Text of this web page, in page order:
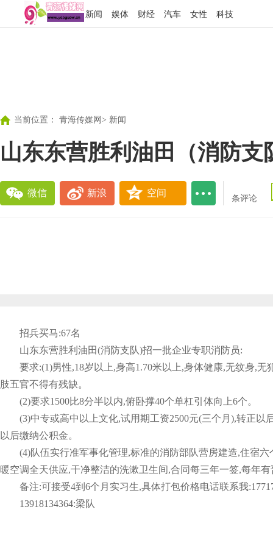
新闻 娱体 财经 汽车 女性 科技
当前位置： 青海传媒网 > 新闻
山东东营胜利油田（消防
微信 新浪 空间
条评论
招兵买马:67名
山东东营胜利油田(消防支队)招一批企业专职消防员:
要求:(1)男性,18岁以上,身高1.70米以上,身体健康,无纹身,
肢五官不得有残缺。
(2)要求1500比8分半以内,俯卧撑40个单杠引体向上6个。
(3)中专或高中以上文化,试用期工资2500元(三个月),转正以
以后缴纳公积金。
(4)队伍实行准军事化管理,标准的消防部队营房建造,住宿
暖空调全天供应,干净整洁的洗漱卫生间,合同每三年一签,每年
备注:可接受4到6个月实习生,具体打包价格电话联系我
13918134364:梁队